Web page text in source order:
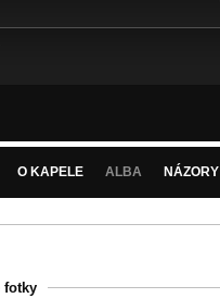
O KAPELE ALBA NÁZORY
fotky